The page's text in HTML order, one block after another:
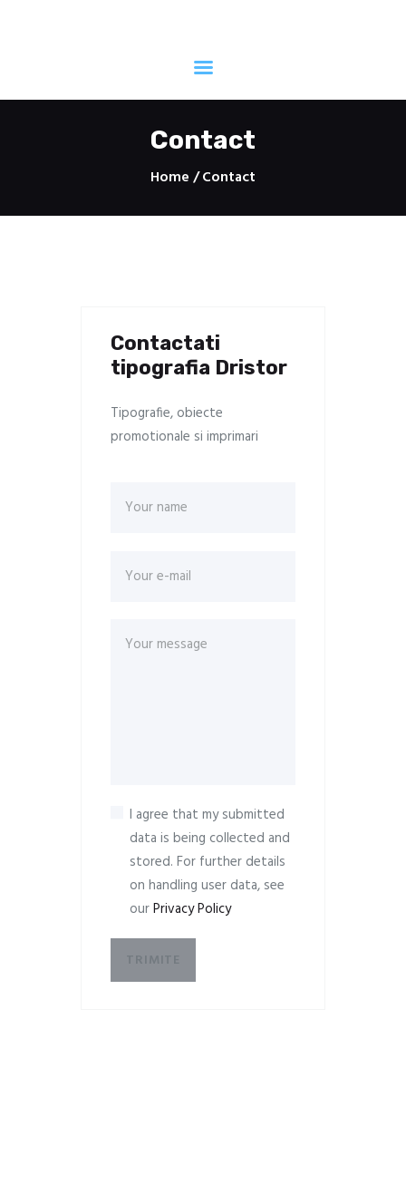
Contact
Home Contact
Tipografia Dristor -PrintShop si
CopyCenter sector 3
CopyCenter Servicii
Contactati
tipografia Dristor
Tipografie, obiecte
promotionale si imprimari
I agree that my submitted
data is being collected and
stored. For further details
on handling user data, see
ourPrivacy Policy
TRIMITE